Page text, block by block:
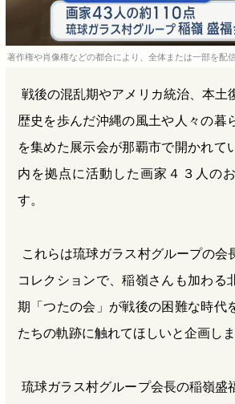
著作権や肖像権などの都合により、全体または一部を配
戦後の混乱期やアメリカ統治、本土
歴史を歩んだ沖縄の風土や人々の暮
を集めた展示会が那覇市で開かれて
内を拠点に活動した画家４３人の
す。
これらは琉球ガラス村グループの会
コレクションで、稲嶺さんも加わる
期「つたの会」が戦後の困難な時代
たちの軌跡に触れてほしいと企画しま
琉球ガラス村グループ会長の稲嶺盛